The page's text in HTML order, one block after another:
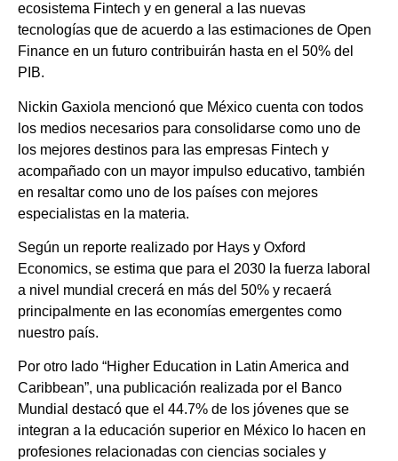
ecosistema Fintech y en general a las nuevas
tecnologías que de acuerdo a las estimaciones de Open
Finance en un futuro contribuirán hasta en el 50% del
PIB.
Nickin Gaxiola mencionó que México cuenta con todos
los medios necesarios para consolidarse como uno de
los mejores destinos para las empresas Fintech y
acompañado con un mayor impulso educativo, también
en resaltar como uno de los países con mejores
especialistas en la materia.
Según un reporte realizado por Hays y Oxford
Economics, se estima que para el 2030 la fuerza laboral
a nivel mundial crecerá en más del 50% y recaerá
principalmente en las economías emergentes como
nuestro país.
Por otro lado “Higher Education in Latin America and
Caribbean”, una publicación realizada por el Banco
Mundial destacó que el 44.7% de los jóvenes que se
integran a la educación superior en México lo hacen en
profesiones relacionadas con ciencias sociales y